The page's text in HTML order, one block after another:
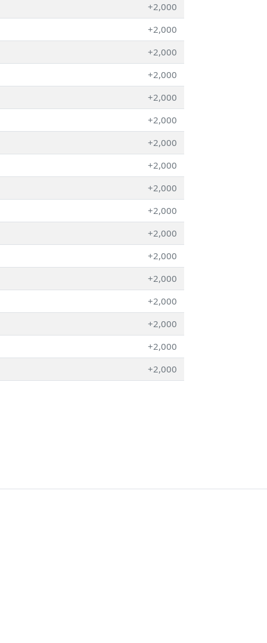
+2,000
+2,000
+2,000
+2,000
+2,000
+2,000
+2,000
+2,000
+2,000
+2,000
+2,000
+2,000
+2,000
+2,000
+2,000
+2,000
+2,000